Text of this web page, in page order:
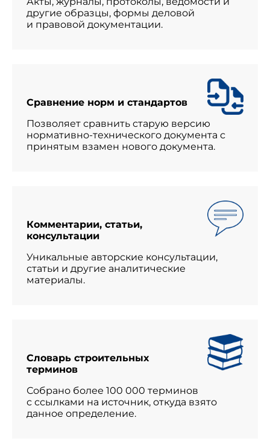
другие образцы, формы деловой
и правовой документации.
Сравнение норм и стандартов
Позволяет сравнить старую версию
нормативно-технического документа с
принятым взамен нового документа.
Комментарии, статьи,
консультации
Уникальные авторские консультации,
статьи и другие аналитические
материалы.
Словарь строительных
терминов
Собрано более 100 000 терминов
с ссылками на источник, откуда взято
данное определение.